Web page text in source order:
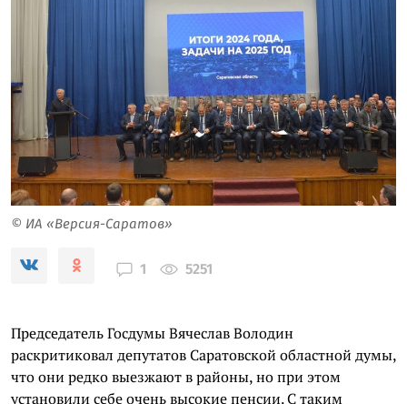
© ИА «Версия-Саратов»
1 5251
Председатель Госдумы Вячеслав Володин
раскритиковал депутатов Саратовской областной думы,
что они редко выезжают в районы, но при этом
установили себе очень высокие пенсии. С таким